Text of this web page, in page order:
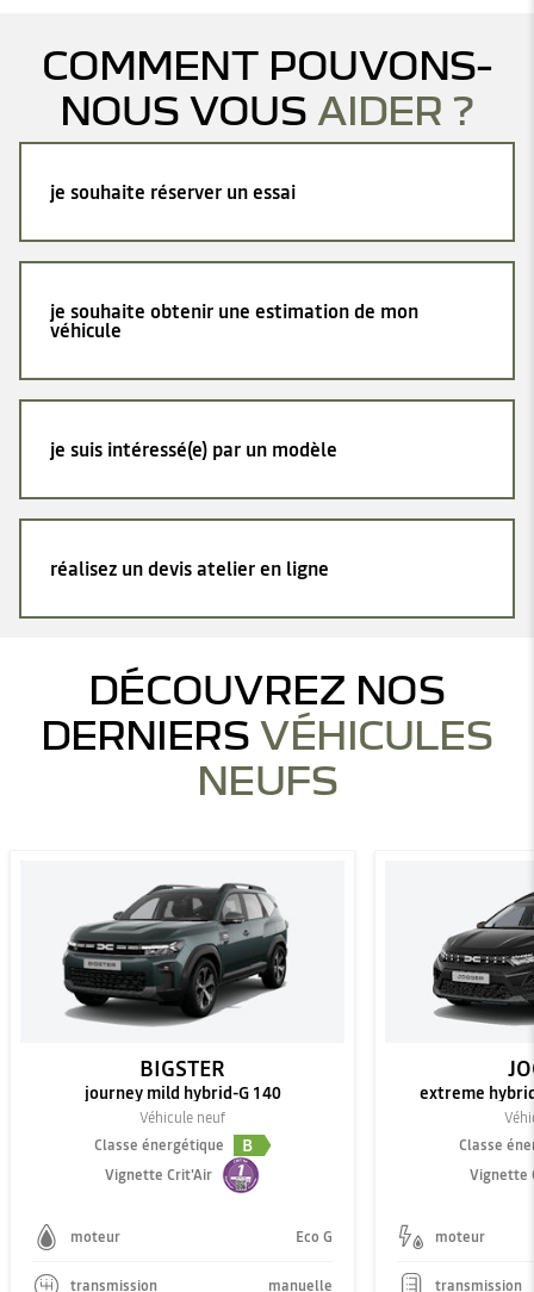
COMMENT POUVONS-
NOUS VOUS AIDER ?
je souhaite réserver un essai
je souhaite obtenir une estimation de mon
véhicule
je suis intéressé(e) par un modèle
réalisez un devis atelier en ligne
DÉCOUVREZ NOS
DERNIERS VÉHICULES
NEUFS
BIGSTER
journey mild hybrid-G 140
Véhicule neuf
Classe énergétique
B
Vignette Crit'Air
moteur Eco G
transmission manuelle
extreme
Classe
Vignette
moteur
transmission